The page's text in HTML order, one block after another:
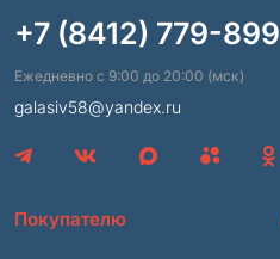
+7 (8412) 779-899
Ежедневно с 9:00 до 20:00 (мск)
galasiv58@yandex.ru
Покупателю